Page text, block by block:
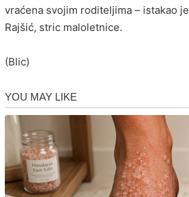
vraćena svojim roditeljima – istakao
Rajšić, stric maloletnice.
(Blic)